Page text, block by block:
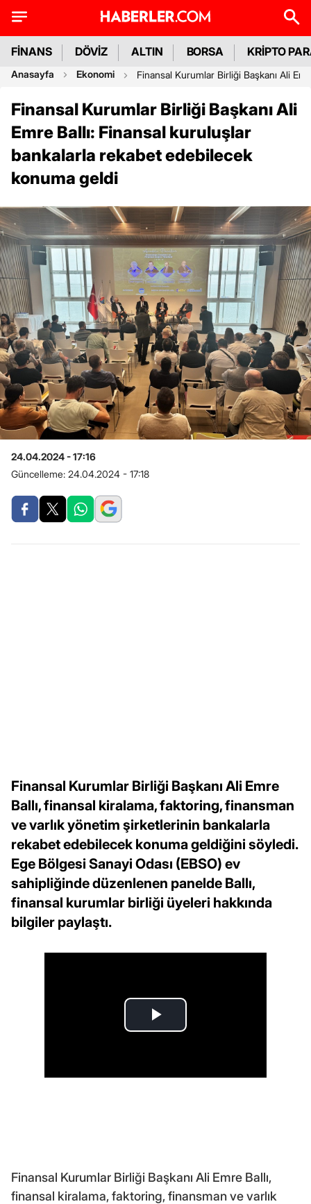
FİNANS DÖVİZ ALTIN BORSA KRİPTO
Anasayfa Ekonomi Finansal Kurumlar Birliği Başkanı Ali
Finansal Kurumlar Birliği Başkanı Ali
Emre Ballı: Finansal kuruluşlar
bankalarla rekabet edebilecek
konuma geldi
24.04.2024 - 17:16
Güncelleme: 24.04.2024 - 17:18
Finansal Kurumlar Birliği Başkanı Ali Emre
Ballı, finansal kiralama, faktoring, finansman
ve varlık yönetim şirketlerinin bankalarla
rekabet edebilecek konuma geldiğini söyledi.
Ege Bölgesi Sanayi Odası (EBSO) ev
sahipliğinde düzenlenen panelde Ballı,
finansal kurumlar birliği üyeleri hakkında
bilgiler paylaştı.
Finansal Kurumlar Birliği Başkanı Ali Emre Ballı,
finansal kiralama, faktoring, finansman ve varlık